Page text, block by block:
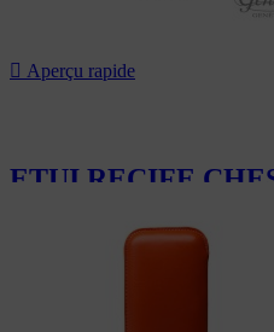
 Aperçu rapide
ETUI RECIFE